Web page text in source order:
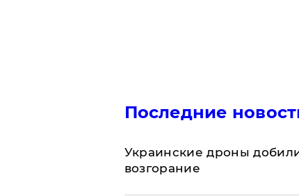
Последние
Украинские дроны
возгорание